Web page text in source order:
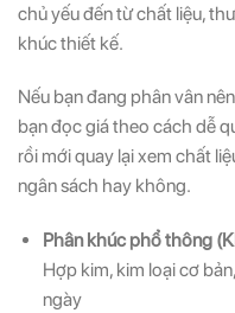
chủ yếu đến từ chất liệu,
khúc thiết kế.
Nếu bạn đang phân vân
bạn đọc giá theo cách dễ
rồi mới quay lại xem chất
ngân sách hay không.
Phân khúc phổ thông
Hợp kim, kim loại cơ
ngày